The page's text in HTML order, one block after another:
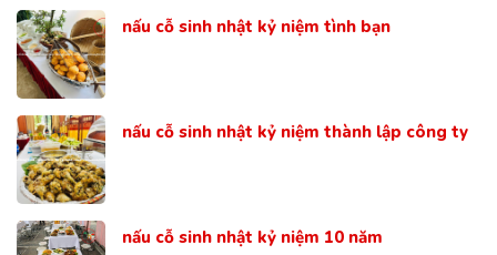
nấu cỗ sinh nhật kỷ niệm tình bạn
nấu cỗ sinh nhật kỷ niệm thành lập công ty
nấu cỗ sinh nhật kỷ niệm 10 năm